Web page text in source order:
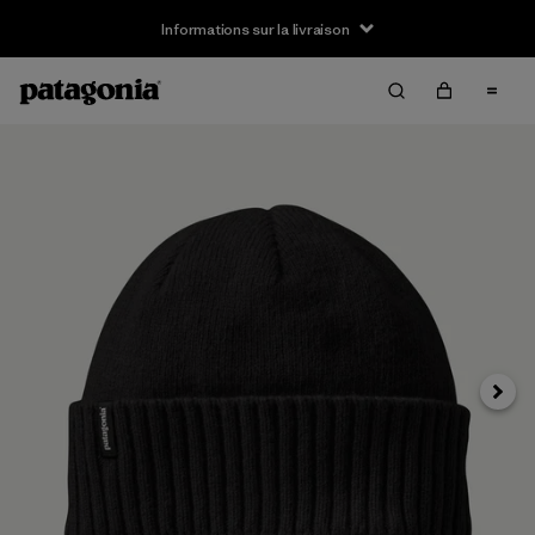
Informations sur la livraison